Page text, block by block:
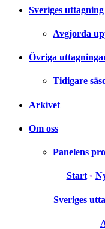
Sveriges uttagning
Avgjorda
Övriga
Tidigare
Arkivet
Om oss
Panelens
Start •
Sveriges